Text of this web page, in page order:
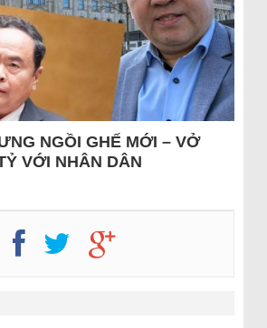
NGỒI GHẾ MỚI – VỞ
VỚI NHÂN DÂN